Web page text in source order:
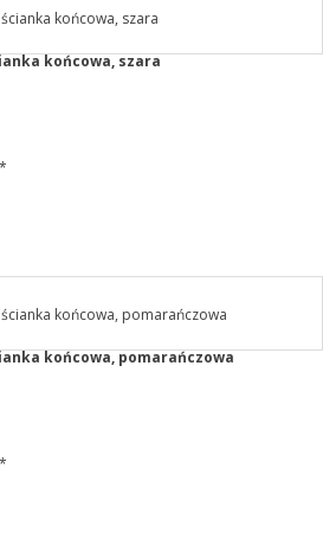
końcowa, szara
końcowa, pomarańczowa